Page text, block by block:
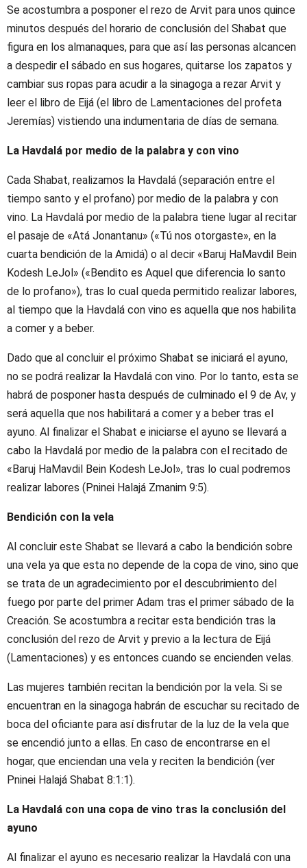
Se acostumbra a posponer el rezo de Arvit para unos quince
minutos después del horario de conclusión del Shabat que
figura en los almanaques, para que así las personas alcancen
a despedir el sábado en sus hogares, quitarse los zapatos y
cambiar sus ropas para acudir a la sinagoga a rezar Arvit y
leer el libro de Eijá (el libro de Lamentaciones del profeta
Jeremías) vistiendo una indumentaria de días de semana.
La Havdalá por medio de la palabra y con vino
Cada Shabat, realizamos la Havdalá (separación entre el
tiempo santo y el profano) por medio de la palabra y con
vino. La Havdalá por medio de la palabra tiene lugar al recitar
el pasaje de «Atá Jonantanu» («Tú nos otorgaste», en la
cuarta bendición de la Amidá) o al decir «Baruj HaMavdil Bein
Kodesh LeJol» («Bendito es Aquel que diferencia lo santo
de lo profano»), tras lo cual queda permitido realizar labores,
al tiempo que la Havdalá con vino es aquella que nos habilita
a comer y a beber.
Dado que al concluir el próximo Shabat se iniciará el ayuno,
no se podrá realizar la Havdalá con vino. Por lo tanto, esta se
habrá de posponer hasta después de culminado el 9 de Av, y
será aquella que nos habilitará a comer y a beber tras el
ayuno. Al finalizar el Shabat e iniciarse el ayuno se llevará a
cabo la Havdalá por medio de la palabra con el recitado de
«Baruj HaMavdil Bein Kodesh LeJol», tras lo cual podremos
realizar labores (Pninei Halajá Zmanim 9:5).
Bendición con la vela
Al concluir este Shabat se llevará a cabo la bendición sobre
una vela ya que esta no depende de la copa de vino, sino que
se trata de un agradecimiento por el descubrimiento del
fuego por parte del primer Adam tras el primer sábado de la
Creación. Se acostumbra a recitar esta bendición tras la
conclusión del rezo de Arvit y previo a la lectura de Eijá
(Lamentaciones) y es entonces cuando se encienden velas.
Las mujeres también recitan la bendición por la vela. Si se
encuentran en la sinagoga habrán de escuchar su recitado de
boca del oficiante para así disfrutar de la luz de la vela que
se encendió junto a ellas. En caso de encontrarse en el
hogar, que enciendan una vela y reciten la bendición (ver
Pninei Halajá Shabat 8:1:1).
La Havdalá con una copa de vino tras la conclusión del
ayuno
Al finalizar el ayuno es necesario realizar la Havdalá con una